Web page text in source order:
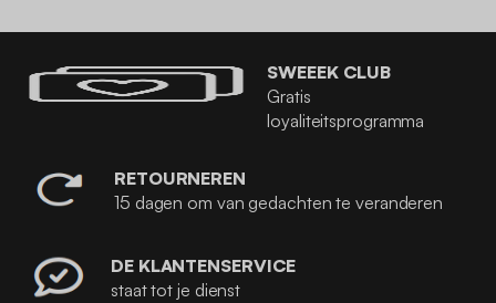
SWEEEK CLUB
Gratis
loyaliteitsprogramma
RETOURNEREN
15 dagen om van gedachten te veranderen
DE KLANTENSERVICE
staat tot je dienst